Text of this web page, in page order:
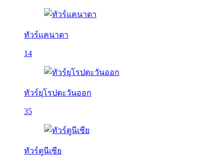
ทัวร์แคนาดา
14
ทัวร์ยุโรปตะวันออก
35
ทัวร์ตูนีเซีย